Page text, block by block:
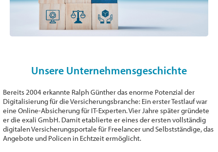
Unsere Unternehmensgeschichte
Bereits 2004 erkannte Ralph Günther das enorme Potenzial der
Digitalisierung für die Versicherungsbranche: Ein erster Testlauf war
eine Online-Absicherung für IT-Experten. Vier Jahre später gründete
er die exali GmbH. Damit etablierte er eines der ersten vollständig
digitalen Versicherungsportale für Freelancer und Selbstständige, das
Angebote und Policen in Echtzeit ermöglicht.